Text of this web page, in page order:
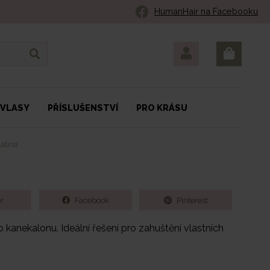
HumanHair na Facebooku
Facebook Pinterest
kanekalonu. Ideální řešení pro zahuštění vlastních
PŘÍSLUŠENSTVÍ PRO KRÁSU